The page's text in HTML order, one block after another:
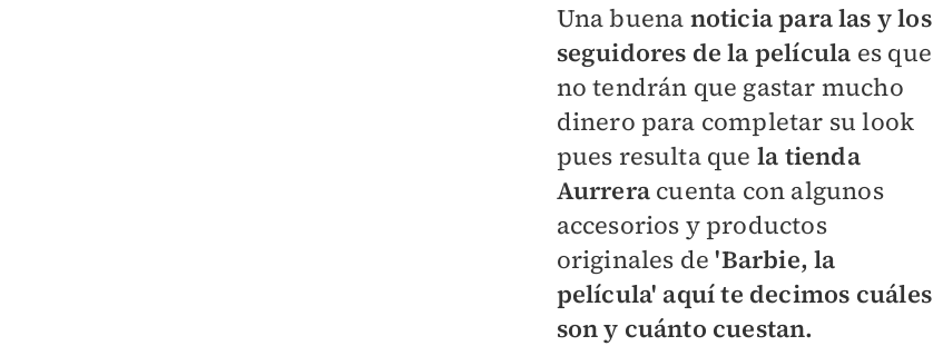
Una buena noticia para las y los
seguidores de la película es que
no tendrán que gastar mucho
dinero para completar su look
pues resulta que la tienda
Aurreracuenta con algunos
accesorios y productos
originales de'Barbie, la
película' aquí te decimos cuáles
son y cuánto cuestan.